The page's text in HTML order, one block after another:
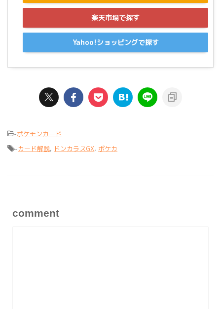
楽天市場で探す
Yahoo!ショッピングで探す
-ポケモンカード
-カード解説, ドンカラスGX, ポケカ
comment